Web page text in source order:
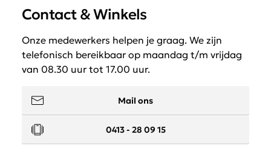
Contact & Winkels
Onze medewerkers helpen je graag. We zijn
telefonisch bereikbaar op maandag t/m vrijdag
van 08.30 uur tot 17.00 uur.
Mail ons
0413 - 28 09 15